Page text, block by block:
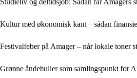
Kultur med økonomisk kant – sådan
Festivalfeber på Amager – når lokale toner
Grønne åndehuller som samlingspunkt for